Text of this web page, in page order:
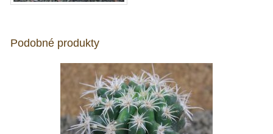
Podobné produkty